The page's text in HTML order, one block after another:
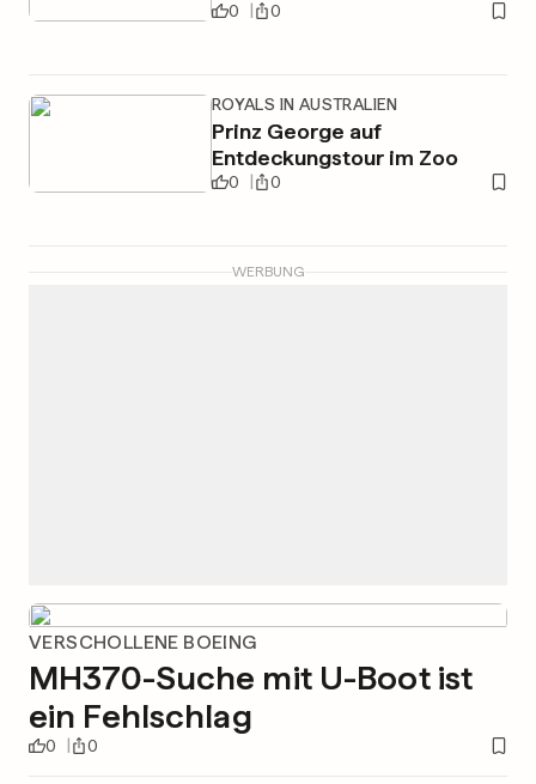
0 0
ROYALS IN AUSTRALIEN
Prinz George auf
Entdeckungstour im Zoo
0 0
WERBUNG
VERSCHOLLENE BOEING
MH370-Suche mit U-Boot ist
ein Fehlschlag
0 0